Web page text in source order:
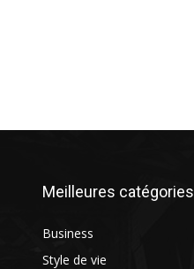
Meilleures catégories
Business
Style de vie